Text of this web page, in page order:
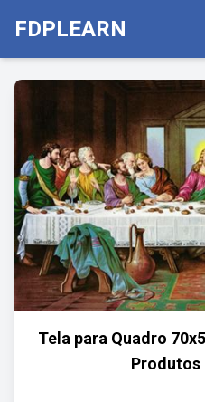
FDPLEARN
Tela para Quadro
Produtos